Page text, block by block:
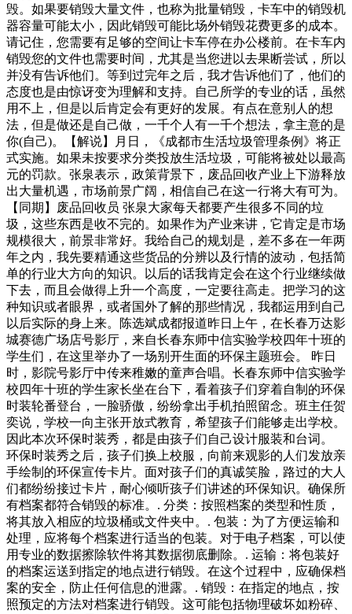
毁。如果要销毁大量文件，也称为批量销毁，卡车中的销毁机
器容量可能太小，因此销毁可能比场外销毁花费更多的成本。
请记住，您需要有足够的空间让卡车停在办公楼前。在卡车内
销毁您的文件也需要时间，尤其是当您进以去果断尝试，所以
并没有告诉他们。等到过完年之后，我才告诉他们了，他们的
态度也是由惊讶变为理解和支持。自己所学的专业的话，虽然
用不上，但是以后肯定会有更好的发展。有点在意别人的想
法，但是做还是自己做，一千个人有一千个想法，拿主意的是
你(自己)。【解说】月日，《成都市生活垃圾管理条例》将正
式实施。如果未按要求分类投放生活垃圾，可能将被处以最高
元的罚款。张泉表示，政策背景下，废品回收产业上下游释放
出大量机遇，市场前景广阔，相信自己在这一行将大有可为。
【同期】废品回收员 张泉大家每天都要产生很多不同的垃
圾，这些东西是收不完的。如果作为产业来讲，它肯定是市场
规模很大，前景非常好。我给自己的规划是，差不多在一年两
年之内，我先要精通这些货品的分辨以及行情的波动，包括简
单的行业大方向的知识。以后的话我肯定会在这个行业继续做
下去，而且会做得上升一个高度，一定要往高走。把学习的这
种知识或者眼界，或者国外了解的那些情况，我都运用到自己
以后实际的身上来。陈选斌成都报道昨日上午，在长春万达影
城赛德广场店号影厅，来自长春东师中信实验学校四年十班的
学生们，在这里举办了一场别开生面的环保主题班会。 昨日
时，影院号影厅中传来稚嫩的童声合唱。长春东师中信实验学
校四年十班的学生家长坐在台下，看着孩子们穿着自制的环保
时装轮番登台，一脸骄傲，纷纷拿出手机拍照留念。班主任贺
奕说，学校一向主张开放式教育，希望孩子们能够走出学校。
因此本次环保时装秀，都是由孩子们自己设计服装和台词。
环保时装秀之后，孩子们换上校服，向前来观影的人们发放亲
手绘制的环保宣传卡片。面对孩子们的真诚笑脸，路过的大人
们都纷纷接过卡片，耐心倾听孩子们讲述的环保知识。确保所
有档案都符合销毁的标准。. 分类：按照档案的类型和性质，
将其放入相应的垃圾桶或文件夹中。. 包装：为了方便运输和
处理，应将每个档案进行适当的包装。对于电子档案，可以使
用专业的数据擦除软件将其数据彻底删除。. 运输：将包装好
的档案运送到指定的地点进行销毁。在这个过程中，应确保档
案的安全，防止任何信息的泄露。. 销毁：在指定的地点，按
照预定的方法对档案进行销毁。这可能包括物理破坏如粉碎、